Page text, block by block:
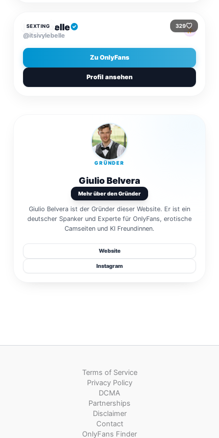
SEXTING 329
Ivy Lebelle
@itsivylebelle
Zu OnlyFans
Profil ansehen
GRÜNDER
Giulio Belvera
Mehr über den Gründer
Giulio Belvera ist der Gründer dieser Website. Er ist ein
deutscher Spanker und Experte für OnlyFans, erotische
Camseiten und KI Freundinnen.
Website
Instagram
Terms of Service
Privacy Policy
DCMA
Partnerships
Disclaimer
Contact
OnlyFans Finder